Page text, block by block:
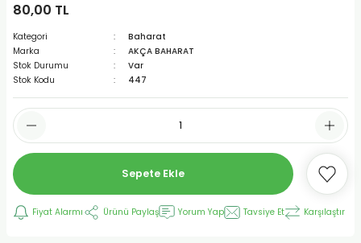
80,00 TL
Kategori
Baharat
Marka
AKÇA BAHARAT
Stok Durumu
Var
Stok Kodu
447
Sepete Ekle
Fiyat Alarmı Ürünü Paylaş Yorum Yap Tavsiye Et Karşılaştır